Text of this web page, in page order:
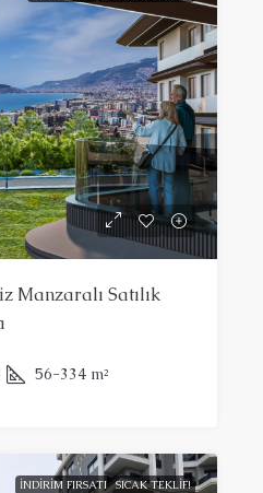
Manzaralı Satılık
56-334 m²
İNDIRIM FIRSATI SICAK TEKLIF!